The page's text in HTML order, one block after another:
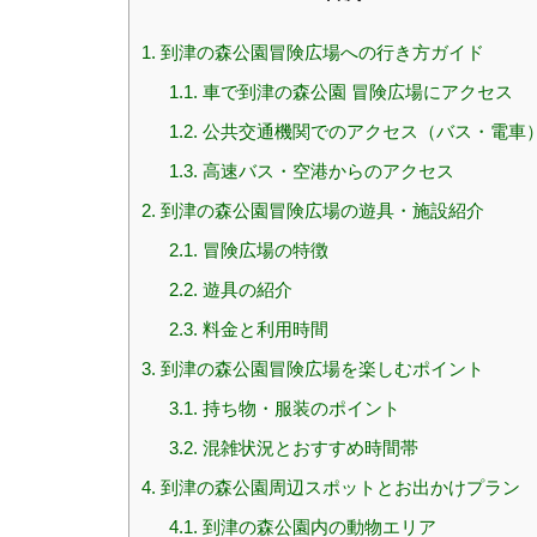
1. 到津の森公園冒険広場への行き方ガイド
1.1. 車で到津の森公園 冒険広場にアクセス
1.2. 公共交通機関でのアクセス（バス・電車
1.3. 高速バス・空港からのアクセス
2. 到津の森公園冒険広場の遊具・施設紹介
2.1. 冒険広場の特徴
2.2. 遊具の紹介
2.3. 料金と利用時間
3. 到津の森公園冒険広場を楽しむポイント
3.1. 持ち物・服装のポイント
3.2. 混雑状況とおすすめ時間帯
4. 到津の森公園周辺スポットとお出かけプラン
4.1. 到津の森公園内の動物エリア